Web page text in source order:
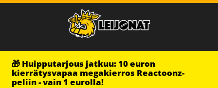
🎁 Huipputarjous jatkuu: 10 euron
kierrätysvapaa megakierros Reactoonz-
peliin - vain 1 eurolla!